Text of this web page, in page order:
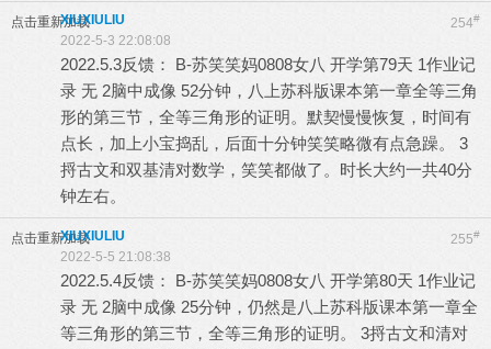
点击重新加载 254#
XIUXIULIU
2022-5-3 22:08:08
2022.5.3反馈： B-苏笑笑妈0808女八 开学第79天 1作业记
录 无 2脑中成像 52分钟，八上苏科版课本第一章全等三角
形的第三节，全等三角形的证明。默契慢慢恢复，时间有
点长，加上小宝捣乱，后面十分钟笑笑略微有点急躁。 3
捋古文和双基清对数学，笑笑都做了。时长大约一共40分
钟左右。
点击重新加载 255#
XIUXIULIU
2022-5-5 21:08:38
2022.5.4反馈： B-苏笑笑妈0808女八 开学第80天 1作业记
录 无 2脑中成像 25分钟，仍然是八上苏科版课本第一章全
等三角形的第三节，全等三角形的证明。 3捋古文和清对